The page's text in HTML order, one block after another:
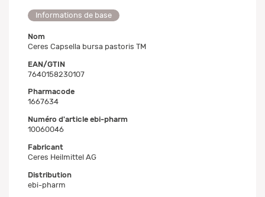
Informations de base
Nom
Ceres Capsella bursa pastoris TM
EAN/GTIN
7640158230107
Pharmacode
1667634
Numéro d'article ebi-pharm
10060046
Fabricant
Ceres Heilmittel AG
Distribution
ebi-pharm